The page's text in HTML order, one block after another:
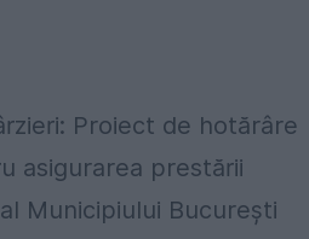
Proiect de hotărâre
asigurarea prestării
Municipiului București